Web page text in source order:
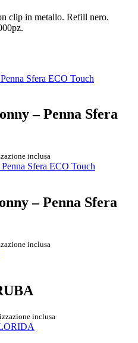
clip in metallo. Refill nero.
– Penna Sfera
inclusa
– Penna Sfera
inclusa
inclusa